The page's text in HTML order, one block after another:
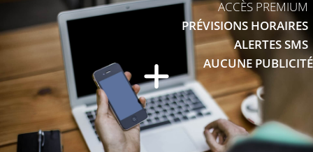
ACCÈS PREMIUM
PRÉVISIONS HORAIRES
ALERTES SMS
AUCUNE PUBLICITÉ